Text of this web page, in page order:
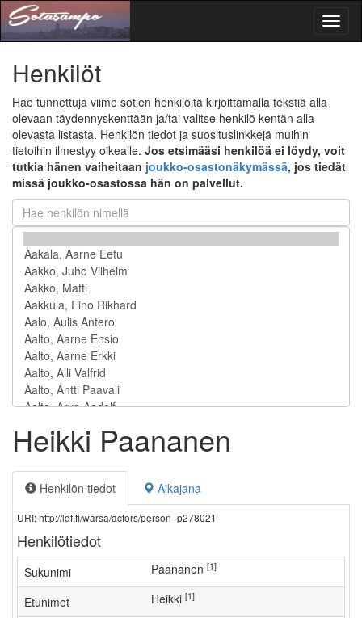
Henkilöt
Hae tunnettuja viime sotien henkilöitä kirjoittamalla tekstiä alla
olevaan täydennyskenttään ja/tai valitse henkilö kentän alla
olevasta listasta. Henkilön tiedot ja suosituslinkkejä muihin
tietoihin ilmestyy oikealle. Jos etsimääsi henkilöä ei löydy, voit
tutkia hänen vaiheitaan joukko-osastonäkymässä, jos tiedät
missä joukko-osastossa hän on palvellut.
Heikki Paananen
Henkilön tiedot Aikajana
URI: http://ldf.fi/warsa/actors/person_p278021
Henkilötiedot
Sukunimi Paananen [1]
Etunimet Heikki [1]